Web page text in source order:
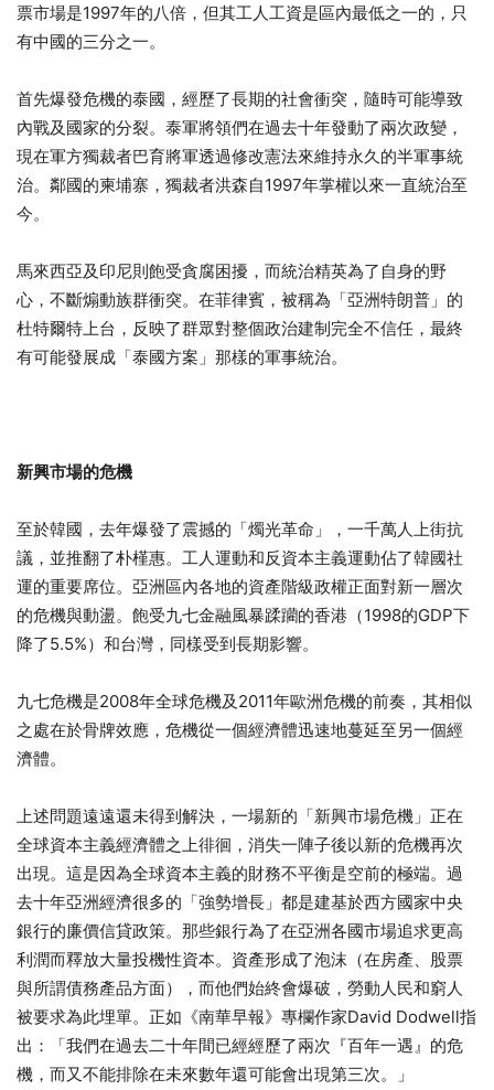
票市場是1997年的八倍，但其工人工資是區內最低之一的，只
有中國的三分之一。
首先爆發危機的泰國，經歷了長期的社會衝突，隨時可能導致
內戰及國家的分裂。泰軍將領們在過去十年發動了兩次政變，
現在軍方獨裁者巴育將軍透過修改憲法來維持永久的半軍事統
治。鄰國的柬埔寨，獨裁者洪森自1997年掌權以來一直統治至
今。
馬來西亞及印尼則飽受貪腐困擾，而統治精英為了自身的野
心，不斷煽動族群衝突。在菲律賓，被稱為「亞洲特朗普」的
杜特爾特上台，反映了群眾對整個政治建制完全不信任，最終
有可能發展成「泰國方案」那樣的軍事統治。
新興市場的危機
至於韓國，去年爆發了震撼的「燭光革命」，一千萬人上街抗
議，並推翻了朴槿惠。工人運動和反資本主義運動佔了韓國社
運的重要席位。亞洲區內各地的資產階級政權正面對新一層次
的危機與動盪。飽受九七金融風暴蹂躪的香港（1998的GDP下
降了5.5%）和台灣，同樣受到長期影響。
九七危機是2008年全球危機及2011年歐洲危機的前奏，其相似
之處在於骨牌效應，危機從一個經濟體迅速地蔓延至另一個經
濟體。
上述問題遠遠還未得到解決，一場新的「新興市場危機」正在
全球資本主義經濟體之上徘徊，消失一陣子後以新的危機再次
出現。這是因為全球資本主義的財務不平衡是空前的極端。過
去十年亞洲經濟很多的「強勢增長」都是建基於西方國家中央
銀行的廉價信貸政策。那些銀行為了在亞洲各國市場追求更高
利潤而釋放大量投機性資本。資產形成了泡沫（在房產、股票
與所謂債務產品方面），而他們始終會爆破，勞動人民和窮人
被要求為此埋單。正如《南華早報》專欄作家David Dodwell指
出：「我們在過去二十年間已經經歷了兩次『百年一遇』的危
機，而又不能排除在未來數年還可能會出現第三次。」